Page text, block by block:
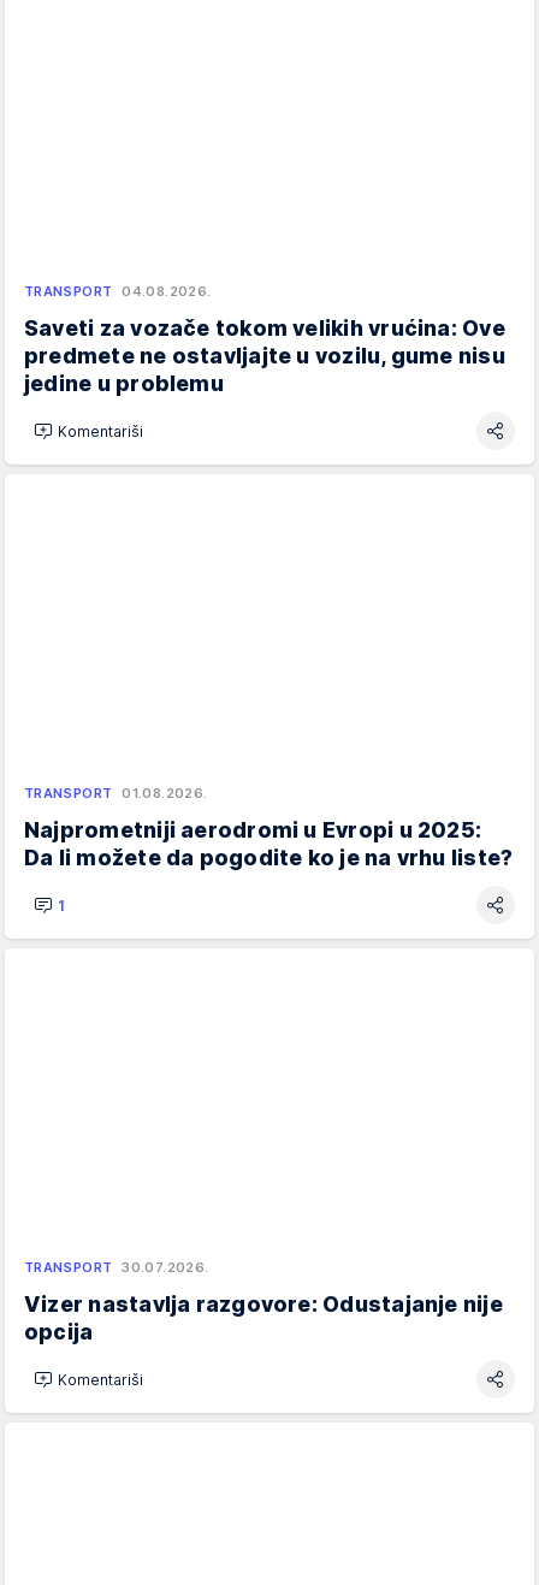
TRANSPORT 04.08.2026.
Saveti za vozače tokom velikih vrućina: Ove
predmete ne ostavljajte u vozilu, gume nisu
jedine u problemu
Komentariši
TRANSPORT 01.08.2026.
Najprometniji aerodromi u Evropi u 2025:
Da li možete da pogodite ko je na vrhu liste?
1
TRANSPORT 30.07.2026.
Vizer nastavlja razgovore: Odustajanje nije
opcija
Komentariši